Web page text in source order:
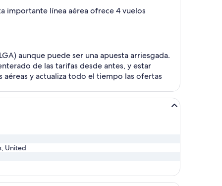
importante línea aérea ofrece 4 vuelos
aunque puede ser una apuesta arriesgada.
de las tarifas desde antes, y estar
y actualiza todo el tiempo las ofertas
United